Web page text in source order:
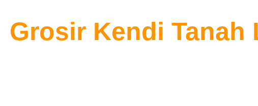
Grosir Kendi Tanah